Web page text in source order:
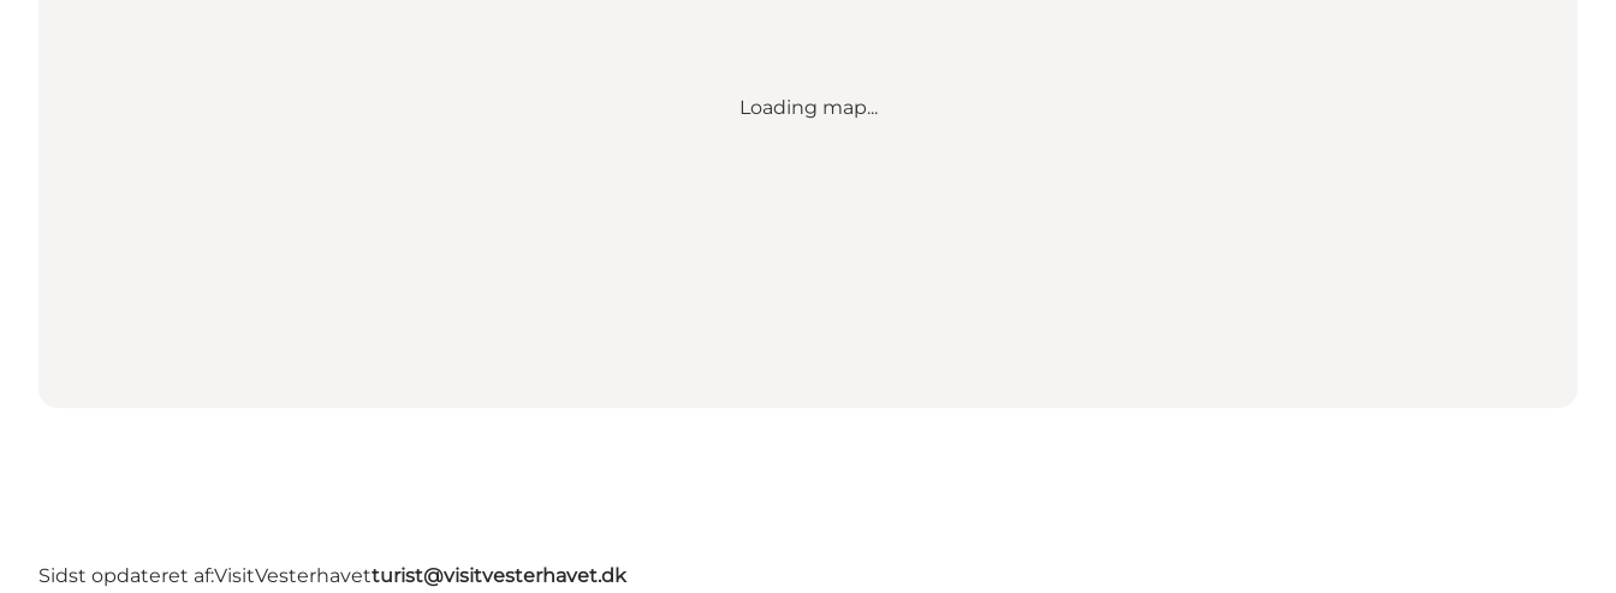
Loading map...
Sidst opdateret af:VisitVesterhavetturist@visitvesterhavet.dk